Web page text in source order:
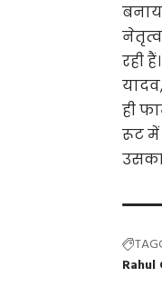
रही
ही
रूट में
Rahul